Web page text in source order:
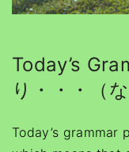
Today’s
り・・・（な
Today’s grammar